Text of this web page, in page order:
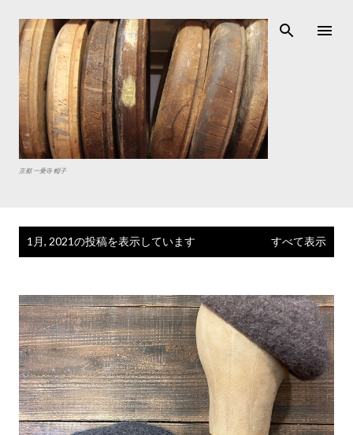
スキップしてメイン コンテンツに移動
京都 一乗寺 帽子
1月, 2021の投稿を表示しています すべて表示